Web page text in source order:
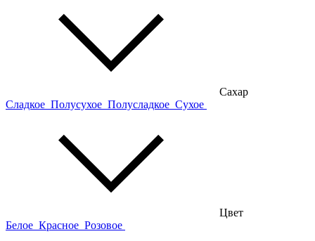
Сахар
Сладкое Полусухое Полусладкое Сухое
Цвет
Белое Красное Розовое